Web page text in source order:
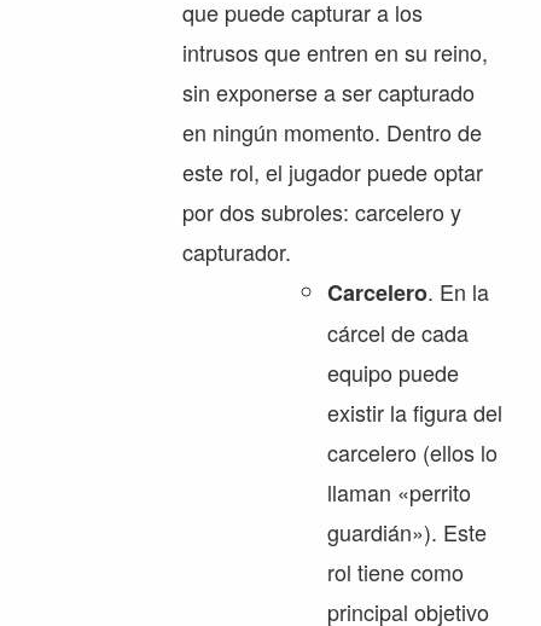
que puede capturar a los
intrusos que entren en su reino,
sin exponerse a ser capturado
en ningún momento. Dentro de
este rol, el jugador puede optar
por dos subroles: carcelero y
capturador.
Carcelero. En la
cárcel de cada
equipo puede
existir la figura del
carcelero (ellos lo
llaman «perrito
guardián»). Este
rol tiene como
principal objetivo